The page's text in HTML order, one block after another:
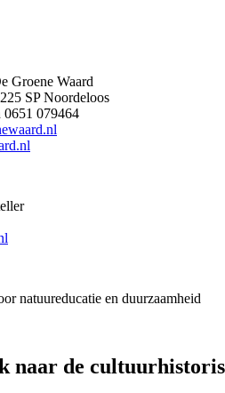
Groene Waard
SP Noordeloos
0651 079464
natuureducatie en duurzaamheid
naar de